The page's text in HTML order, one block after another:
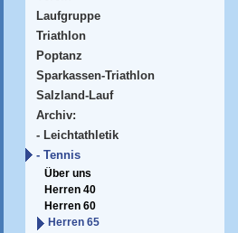
Laufgruppe
Triathlon
Poptanz
Sparkassen-Triathlon
Salzland-Lauf
Archiv:
- Leichtathletik
- Tennis
Über uns
Herren 40
Herren 60
Herren 65